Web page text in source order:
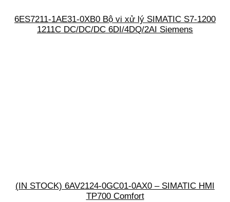
6ES7211-1AE31-0XB0 Bộ vi xử lý SIMATIC S7-1200
1211C DC/DC/DC 6DI/4DQ/2AI Siemens
(IN STOCK) 6AV2124-0GC01-0AX0 – SIMATIC HMI
TP700 Comfort